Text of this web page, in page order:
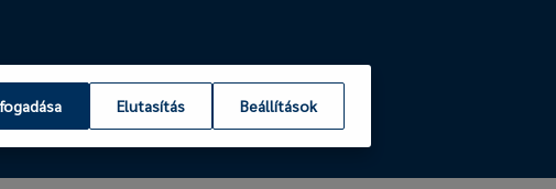
Elutasítás Beállítások